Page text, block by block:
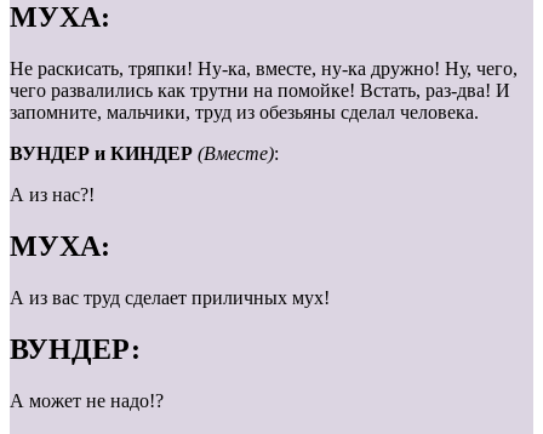
МУХА:
Не раскисать, тряпки! Ну-ка, вместе, ну-ка дружно! Ну, чего,
чего развалились как трутни на помойке! Встать, раз-два! И
запомните, мальчики, труд из обезьяны сделал человека.
ВУНДЕР и КИНДЕР (Вместе):
А из нас?!
МУХА:
А из вас труд сделает приличных мух!
ВУНДЕР:
А может не надо!?